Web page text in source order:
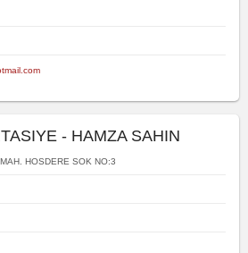
- HAMZA SAHIN
HOSDERE SOK NO:3